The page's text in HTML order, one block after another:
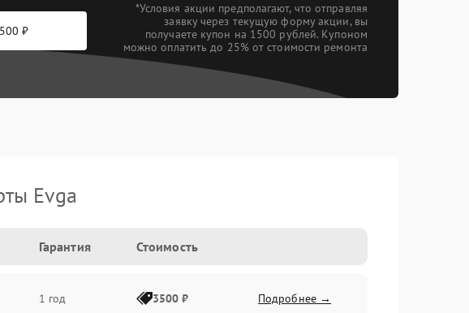
₽
*Условия акции предполагают, что отправляя
заявку через текущую форму акции, вы
получаете купон на 1500 рублей. Купоном
можно оплатить до 25% от стоимости ремонта
Evga
Гарантия Стоимость
1 год 3500 ₽ Подробнее →